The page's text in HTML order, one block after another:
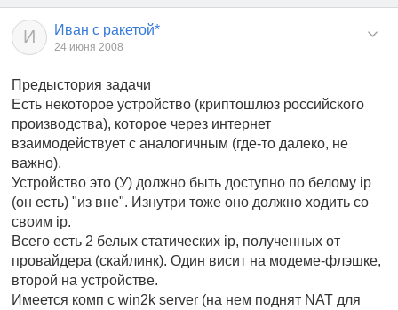
И Иван с ракетой*
24 июня 2008
Предыстория задачи
Есть некоторое устройство (криптошлюз российского
производства), которое через интернет
взаимодействует с аналогичным (где-то далеко, не
важно).
Устройство это (У) должно быть доступно по белому ip
(он есть) "из вне". Изнутри тоже оно должно ходить со
своим ip.
Всего есть 2 белых статических ip, полученных от
провайдера (скайлинк). Один висит на модеме-флэшке,
второй на устройстве.
Имеется комп с win2k server (на нем поднят NAT для